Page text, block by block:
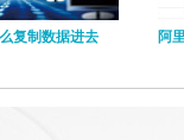
复制数据进去 阿